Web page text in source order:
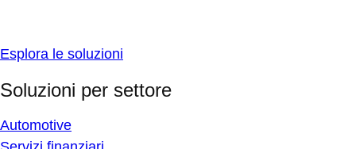
Esplora le soluzioni
Soluzioni per settore
Automotive